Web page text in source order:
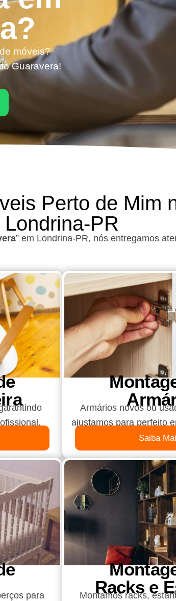
móveis?
Guaravera!
Perto de Mim
PR
” em Londrina-PR, nós entregamos
Armários novos ou
ajustamos para perfeito
Saiba
para
Racks e
Montamos racks,